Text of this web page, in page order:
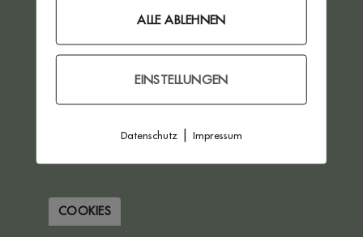
COOKIES
ALLE ABLEHNEN
EINSTELLUNGEN
Datenschutz| Impressum